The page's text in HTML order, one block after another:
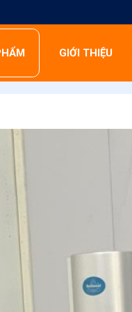
GIỚI THIỆU